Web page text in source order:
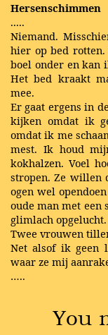
Hersenschimmen
.....
Niemand.
hier op bed
boel onder en kan
Het bed kraakt
mee.
Er gaat ergens in
kijken omdat ik
omdat ik me
mest. Ik houd
kokhalzen. Voel
stropen. Ze willen
ogen wel
oude man met
glimlach
Twee vrouwen
Net alsof ik geen
waar ze mij
…..
You